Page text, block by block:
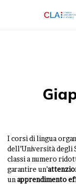
I corsi di lingua
dell’Università degli
classi a numero
garantire un’
unapprendimento